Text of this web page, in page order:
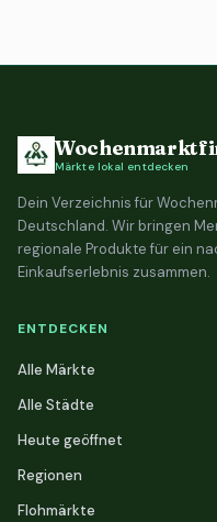
Märkte lokal entdecken
Dein Verzeichnis für
Deutschland. Wir bringen
regionale Produkte für ein
Einkaufserlebnis zusammen.
ENTDECKEN
Alle Märkte
Alle Städte
Heute geöffnet
Regionen
Flohmärkte